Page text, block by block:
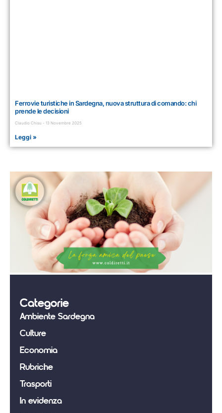
Ferrovie turistiche in Sardegna, nuova struttura di comando: chi
prende le decisioni
Claudio Chisu 13 Novembre 2025
Leggi »
Categorie
Ambiente Sardegna
Culture
Economia
Rubriche
Trasporti
In evidenza